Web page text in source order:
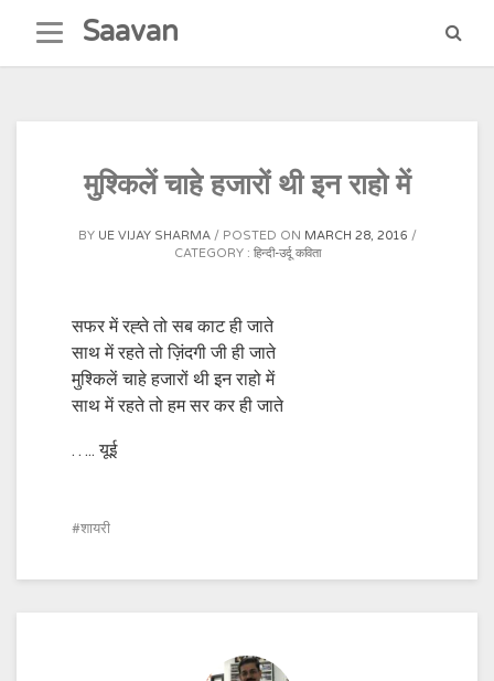
content
Saavan
मुश्किलें चाहे हजारों थी इन राहो में
BY UE VIJAY SHARMA POSTED ON MARCH 28, 2016
CATEGORY : हिन्दी-उर्दू कविता
सफर में रह्ते तो सब काट ही जाते
साथ में रहते तो ज़िंदगी जी ही जाते
मुश्किलें चाहे हजारों थी इन राहो में
साथ में रहते तो हम सर कर ही जाते
….. यूई
शायरी